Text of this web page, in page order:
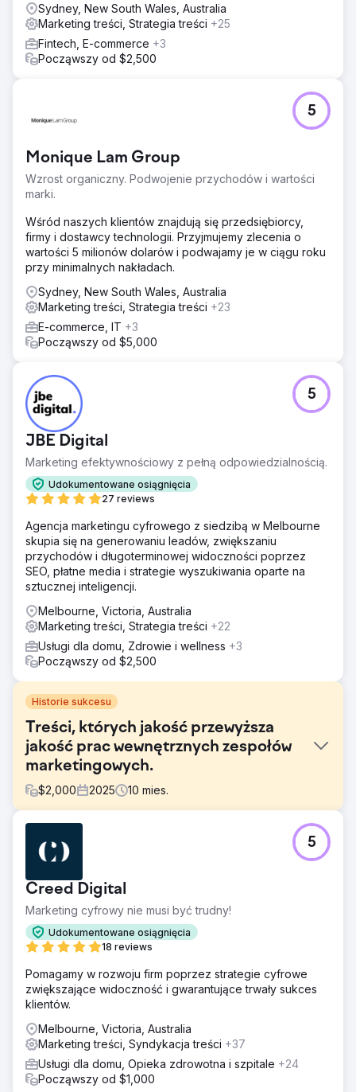
Sydney, New South Wales, Australia
Marketing treści, Strategia treści +25
Fintech, E-commerce +3
Począwszy od $2,500
Monique Lam Group
Wzrost organiczny. Podwojenie przychodów i wartości
marki.
5
Wśród naszych klientów znajdują się przedsiębiorcy,
firmy i dostawcy technologii. Przyjmujemy zlecenia o
wartości 5 milionów dolarów i podwajamy je w ciągu roku
przy minimalnych nakładach.
Sydney, New South Wales, Australia
Marketing treści, Strategia treści +23
E-commerce, IT +3
Począwszy od $5,000
JBE Digital
Marketing efektywnościowy z pełną odpowiedzialnością.
Udokumentowane osiągnięcia
27 reviews
5
Agencja marketingu cyfrowego z siedzibą w Melbourne
skupia się na generowaniu leadów, zwiększaniu
przychodów i długoterminowej widoczności poprzez
SEO, płatne media i strategie wyszukiwania oparte na
sztucznej inteligencji.
Melbourne, Victoria, Australia
Marketing treści, Strategia treści +22
Usługi dla domu, Zdrowie i wellness +3
Począwszy od $2,500
Historie sukcesu
Treści, których jakość przewyższa
jakość prac wewnętrznych zespołów
marketingowych.
$2,000 2025 10 mies.
Wyprzedzenie czterech największych deweloperów
zawsze było trudne – lata autorytetu, budowania linków i
wewnętrznych zespołów contentowych. Jak lokalny
deweloper mógł się wybić?
Rozwiązanie
Trzy wpisy na blogu miesięcznie, pisane przez naszych
australijskich copywriterów we współpracy z ich
rankingach wszystkich trendów branżowych: najlepsze
fasady, palety kolorów, projekty domów. Wystarczy
wpisać to w Google, a znajdziesz tego klienta.
Wyniki
100 kliknięć w blogi miesięcznie. Liczba słów kluczowych
na pierwszej stronie wyników wyszukiwania wzrosła z 5
do 53 w zaledwie 10 miesięcy, a ta liczba ciągle rośnie.
Creed Digital
Marketing cyfrowy nie musi być trudny!
Udokumentowane osiągnięcia
18 reviews
5
Pomagamy w rozwoju firm poprzez strategie cyfrowe
zwiększające widoczność i gwarantujące trwały sukces
klientów.
Melbourne, Victoria, Australia
Marketing treści, Syndykacja treści +37
Usługi dla domu, Opieka zdrowotna i szpitale +24
Począwszy od $1,000